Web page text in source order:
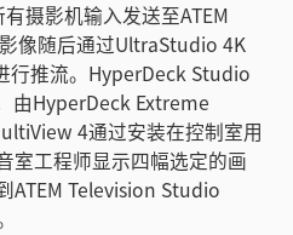
摄影机输入发送至ATEM
像随后通过UltraStudio 4K
行推流。HyperDeck Studio
由HyperDeck Extreme
4通过安装在控制室用
室工程师显示四幅选定的画
ATEM Television Studio